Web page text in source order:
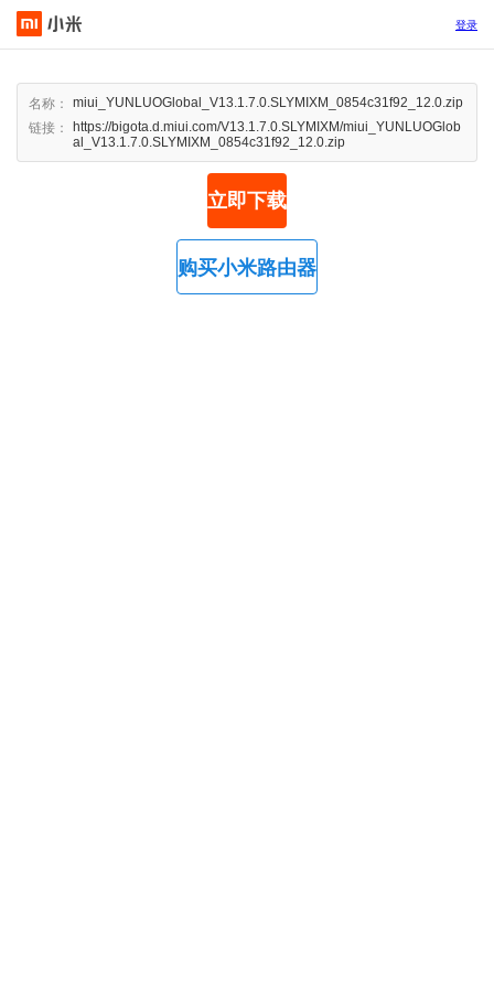
登录
名称：
miui_YUNLUOGlobal_V13.1.7.0.SLYMIXM_0854c31f92_12.0.zip
链接：
https://bigota.d.miui.com/V13.1.7.0.SLYMIXM/miui_YUNLUOGlob
al_V13.1.7.0.SLYMIXM_0854c31f92_12.0.zip
立即下载
购买小米路由器